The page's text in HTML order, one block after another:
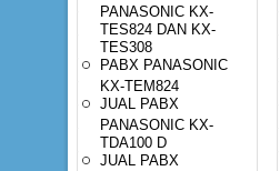
PANASONIC KX-
TES824 DAN KX-
TES308
PABX PANASONIC
KX-TEM824
JUAL PABX
PANASONIC KX-
TDA100 D
JUAL PABX